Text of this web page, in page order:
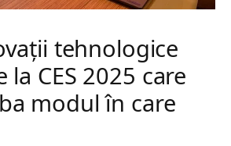
tehnologice
la CES 2025 care
modul în care